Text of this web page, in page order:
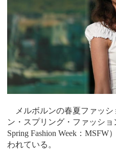
メルボルンの春夏ファッシ
ン・スプリング・ファッショ
Spring Fashion Week：
われている。